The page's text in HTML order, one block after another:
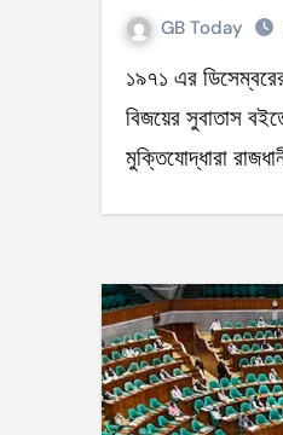
GB Today
১৯৭১ এর ডিসেম্বরের শুরু থেকেই বাংলাদেশের
বিজয়ের সুবাতাস
মুক্তিযোদ্ধারা